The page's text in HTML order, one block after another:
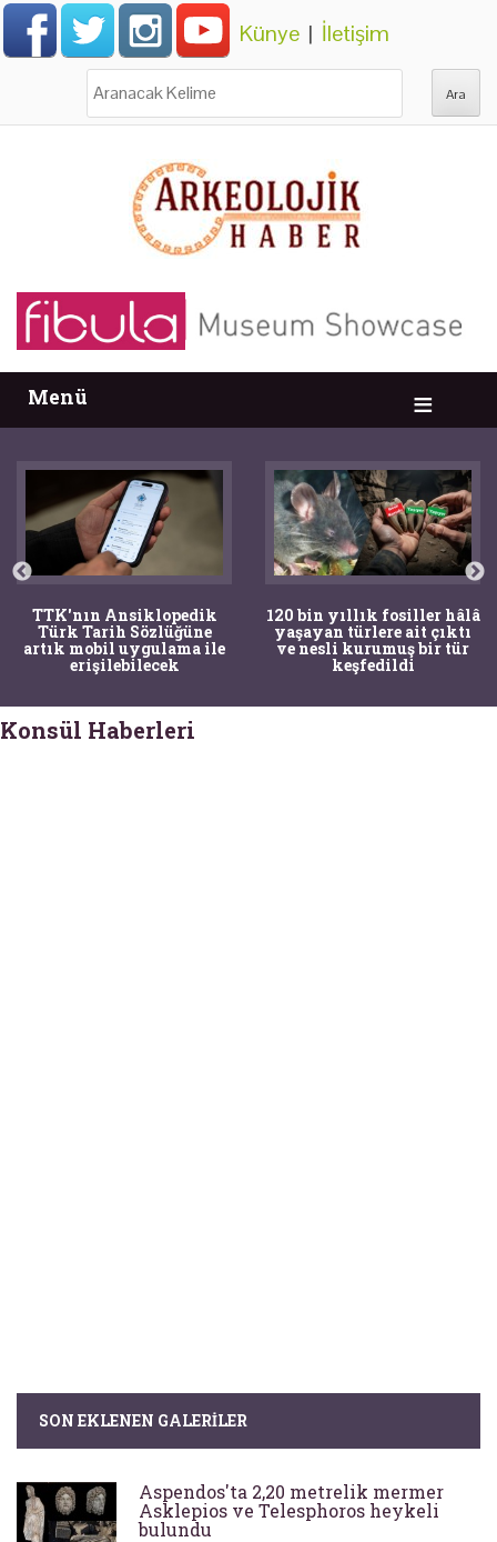
Künye | İletişim
Menü
TTK'nın Ansiklopedik
Türk Tarih Sözlüğüne
artık mobil uygulama ile
erişilebilecek
120 bin yıllık fosiller hâlâ
yaşayan türlere ait çıktı
ve nesli kurumuş bir tür
keşfedildi
Konsül Haberleri
SON EKLENEN GALERILER
Aspendos'ta 2,20 metrelik mermer
Asklepios ve Telesphoros heykeli
bulundu